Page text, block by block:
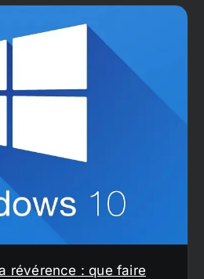
révérence : que faire